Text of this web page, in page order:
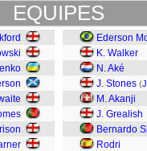
EQUIPES
Ederson
K. Walker
N. Aké
J. Stones (
M. Akanji
J. Grealish
Bernardo
Rodri